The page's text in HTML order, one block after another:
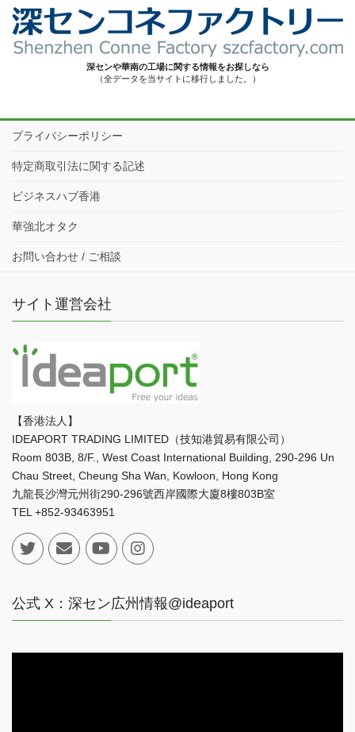
深センや華南の工場に関する情報をお探しなら
（全データを当サイトに移行しました。）
プライバシーポリシー
特定商取引法に関する記述
ビジネスハブ香港
華強北オタク
お問い合わせ / ご相談
サイト運営会社
【香港法人】
IDEAPORT TRADING LIMITED（技知港貿易有限公司）
Room 803B, 8/F., West Coast International Building, 290-296 Un
Chau Street, Cheung Sha Wan, Kowloon, Hong Kong
九龍長沙灣元州街290-296號西岸國際大廈8樓803B室
TEL +852-93463951
公式 X：深セン広州情報@ideaport